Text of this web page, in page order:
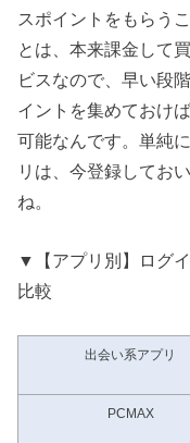
スポイントをもらう
とは、本来課金して
ビスなので、早い段
イントを集めておけ
可能なんです。単純
リは、今登録してお
ね。
▼【アプリ別】ログ
比較
出会い系アプリ
PCMAX